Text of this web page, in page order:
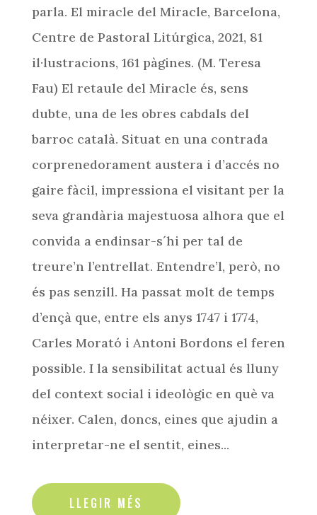
parla. El miracle del Miracle, Barcelona,
Centre de Pastoral Litúrgica, 2021, 81
il·lustracions, 161 pàgines. (M. Teresa
Fau) El retaule del Miracle és, sens
dubte, una de les obres cabdals del
barroc català. Situat en una contrada
corprenedorament austera i d’accés no
gaire fàcil, impressiona el visitant per la
seva grandària majestuosa alhora que el
convida a endinsar-s´hi per tal de
treure’n l’entrellat. Entendre’l, però, no
és pas senzill. Ha passat molt de temps
d’ençà que, entre els anys 1747 i 1774,
Carles Morató i Antoni Bordons el feren
possible. I la sensibilitat actual és lluny
del context social i ideològic en què va
néixer. Calen, doncs, eines que ajudin a
interpretar-ne el sentit, eines...